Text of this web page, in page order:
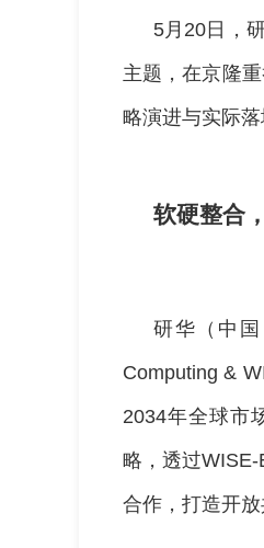
5月 20 日，
主题，在京隆
略演进与实际落
软硬整合
研华（中
Computing &
2034年全球市
略，透过WISE-
合作，打造开